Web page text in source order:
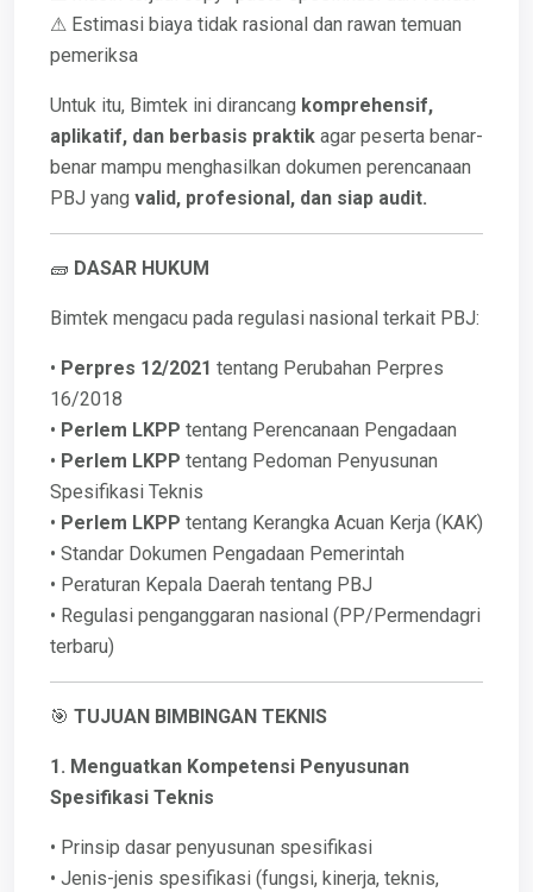
⚠ Estimasi biaya tidak rasional dan rawan temuan
pemeriksa
Untuk itu, Bimtek ini dirancang komprehensif,
aplikatif, dan berbasis praktik agar peserta benar-
benar mampu menghasilkan dokumen perencanaan
PBJ yang valid, profesional, dan siap audit.
🧱 DASAR HUKUM
Bimtek mengacu pada regulasi nasional terkait PBJ:
• Perpres 12/2021 tentang Perubahan Perpres
16/2018
• Perlem LKPP tentang Perencanaan Pengadaan
• Perlem LKPP tentang Pedoman Penyusunan
Spesifikasi Teknis
• Perlem LKPP tentang Kerangka Acuan Kerja (KAK)
• Standar Dokumen Pengadaan Pemerintah
• Peraturan Kepala Daerah tentang PBJ
• Regulasi penganggaran nasional (PP/Permendagri
terbaru)
🎯 TUJUAN BIMBINGAN TEKNIS
1. Menguatkan Kompetensi Penyusunan
Spesifikasi Teknis
• Prinsip dasar penyusunan spesifikasi
• Jenis-jenis spesifikasi (fungsi, kinerja, teknis,